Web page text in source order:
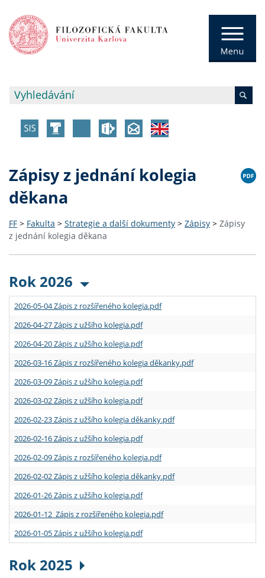
Zápisy z jednání kolegia
děkana
FF > Fakulta > Strategie a další dokumenty > Zápisy > Zápisy
z jednání kolegia děkana
Rok 2026
2026-05-04 Zápis z rozšířeného kolegia.pdf
2026-04-27 Zápis z užšího kolegia.pdf
2026-04-20 Zápis z užšího kolegia.pdf
2026-03-16 Zápis z rozšířeného kolegia děkanky.pdf
2026-03-09 Zápis z užšího kolegia.pdf
2026-03-02 Zápis z užšího kolegia.pdf
2026-02-23 Zápis z užšího kolegia děkanky.pdf
2026-02-16 Zápis z užšího kolegia.pdf
2026-02-09 Zápis z rozšířeného kolegia.pdf
2026-02-02 Zápis z užšího kolegia děkanky.pdf
2026-01-26 Zápis z užšího kolegia.pdf
2026-01-12 Zápis z rozšířeného kolegia.pdf
2026-01-05 Zápis z užšího kolegia.pdf
Rok 2025